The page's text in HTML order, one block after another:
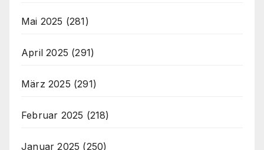
Mai 2025 (281)
April 2025 (291)
März 2025 (291)
Februar 2025 (218)
Januar 2025 (250)